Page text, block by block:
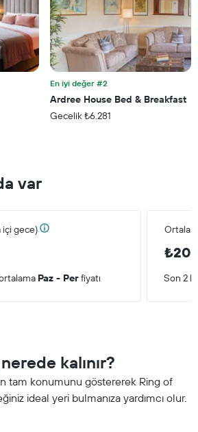
En iyi değer #2
Ardree House Bed & Breakfast
Gecelik ₺6.281
var
içi gece)
Paz - Perfiyatı Son 2
kalınır?
tam konumunu göstererek Ring of
ideal yeri bulmanıza yardımcı olur.